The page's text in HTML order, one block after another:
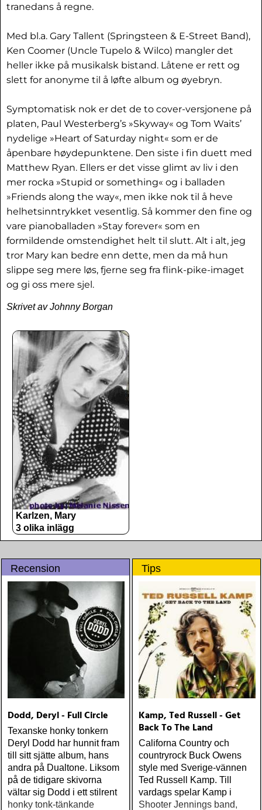
tranedans å regne.
Med bl.a. Gary Tallent (Springsteen & E-Street Band),
Ken Coomer (Uncle Tupelo & Wilco) mangler det
heller ikke på musikalsk bistand. Låtene er rett og
slett for anonyme til å løfte album og øyebryn.
Symptomatisk nok er det de to cover-versjonene på
platen, Paul Westerberg’s »Skyway« og Tom Waits’
nydelige »Heart of Saturday night« som er de
åpenbare høydepunktene. Den siste i fin duett med
Matthew Ryan. Ellers er det visse glimt av liv i den
mer rocka »Stupid or something« og i balladen
»Friends along the way«, men ikke nok til å heve
helhetsinntrykket vesentlig. Så kommer den fine og
vare pianoballaden »Stay forever« som en
formildende omstendighet helt til slutt. Alt i alt, jeg
tror Mary kan bedre enn dette, men da må hun
slippe seg mere løs, fjerne seg fra flink-pike-imaget
og gi oss mere sjel.
Skrivet av Johnny Borgan
Karlzen, Mary
3 olika inlägg
Recension
Dodd, Deryl - Full Circle
Texanske honky tonkern
Deryl Dodd har hunnit fram
till sitt sjätte album, hans
andra på Dualtone. Liksom
på de tidigare skivorna
vältar sig Dodd i ett stilrent
honky tonk-tänkande
Tips
Kamp, Ted Russell - Get
Back To The Land
Californa Country och
countryrock Buck Owens
style med Sverige-vännen
Ted Russell Kamp. Till
vardags spelar Kamp i
Shooter Jennings band,